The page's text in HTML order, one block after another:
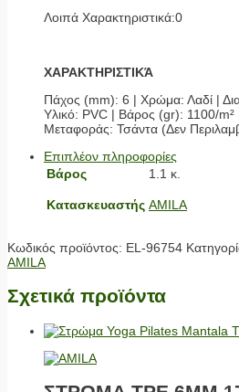
Λοιπά Χαρακτηριστικά:0
ΧΑΡΑΚΤΗΡΙΣΤΙΚΆ
Πάχος (mm): 6 | Χρώμα: Λαδί |
Υλικό: PVC | Βάρος (gr): 1100/
Μεταφοράς: Τσάντα (Δεν
Επιπλέον πληροφορίες
Βάρος
1.1 κ.
Κατασκευαστής AMILA
Κωδικός προϊόντος: EL-96754
AMILA
Σχετικά προϊόντα